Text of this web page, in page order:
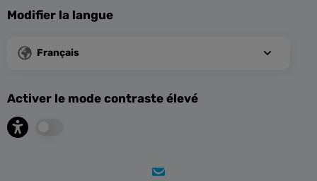
Modifier la langue
Français
Activer le mode contraste élevé